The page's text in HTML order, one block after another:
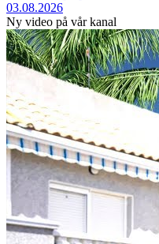
03.08.2026
Ny video på vår kanal